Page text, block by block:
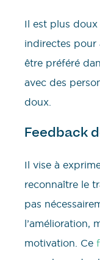
Il est plus doux
indirectes pour
être préféré
avec des
doux.
Feedback
Il vise à
reconnaître le
pas
l’amélioration,
motivation. Ce